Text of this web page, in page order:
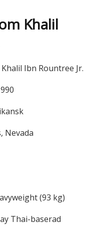
Khalil
Ibn Rountree Jr.
Nevada
(93 kg)
Thai-baserad